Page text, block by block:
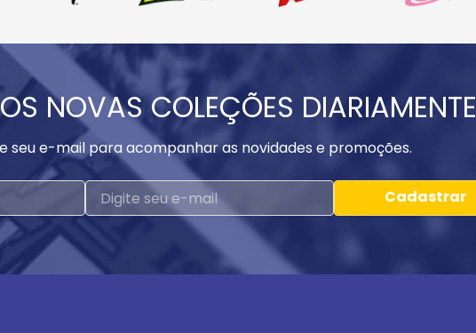
NOVAS COLEÇÕES DIARIAMENTE
seu e-mail para acompanhar as novidades e promoções.
Cadastrar